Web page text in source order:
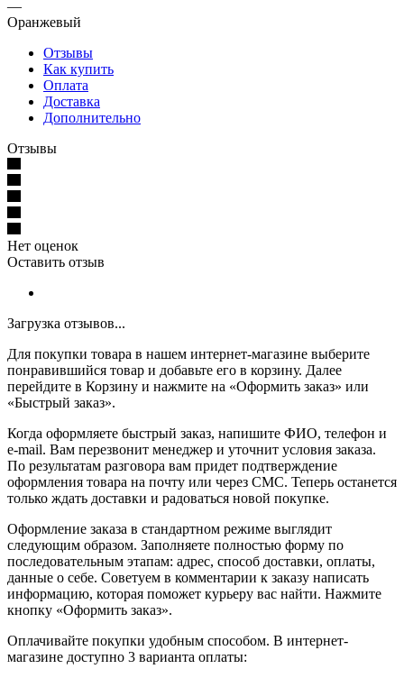
—
Оранжевый
Отзывы
Как купить
Оплата
Доставка
Дополнительно
Отзывы
Нет оценок
Оставить отзыв
Загрузка отзывов...
Для покупки товара в нашем интернет-магазине выберите
понравившийся товар и добавьте его в корзину. Далее
перейдите в Корзину и нажмите на «Оформить заказ» или
«Быстрый заказ».
Когда оформляете быстрый заказ, напишите ФИО, телефон и
e-mail. Вам перезвонит менеджер и уточнит условия заказа.
По результатам разговора вам придет подтверждение
оформления товара на почту или через СМС. Теперь останется
только ждать доставки и радоваться новой покупке.
Оформление заказа в стандартном режиме выглядит
следующим образом. Заполняете полностью форму по
последовательным этапам: адрес, способ доставки, оплаты,
данные о себе. Советуем в комментарии к заказу написать
информацию, которая поможет курьеру вас найти. Нажмите
кнопку «Оформить заказ».
Оплачивайте покупки удобным способом. В интернет-
магазине доступно 3 варианта оплаты: